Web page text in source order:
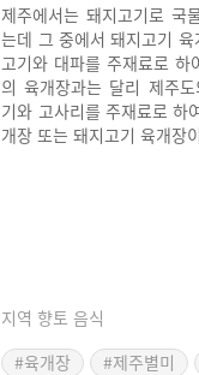
제주에서는 돼지고기로 국
는데 그 중에서 돼지고기
고기와 대파를 주재료로
의 육개장과는 달리 제주
기와 고사리를 주재료로 하
개장 또는 돼지고기 육개장
지역 향토 음식
#육개장
#제주별미